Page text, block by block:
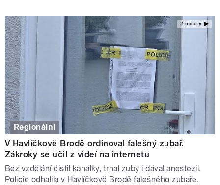
2 minuty
Regionální
V Havlíčkově Brodě ordinoval falešný zubař.
Zákroky se učil z videí na internetu
Bez vzdělání čistil kanálky, trhal zuby i dával anestezii.
Policie odhalila v Havlíčkově Brodě falešného zubaře.